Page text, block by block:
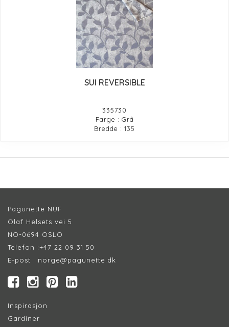
SUI REVERSIBLE
335730
Farge : Grå
Bredde : 135
Pagunette NUF
Olaf Helsets vei 5
NO-0694 OSLO
Telefon :+47 22 09 31 50
E-post : norge@pagunette.dk
Inspirasjon
Gardiner